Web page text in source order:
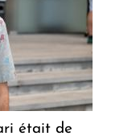
était de